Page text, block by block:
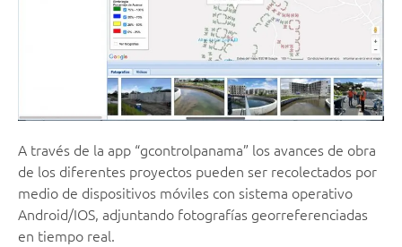
A través de la app “gcontrolpanama” los avances de obra
de los diferentes proyectos pueden ser recolectados por
medio de dispositivos móviles con sistema operativo
Android/IOS, adjuntando fotografías georreferenciadas
en tiempo real.